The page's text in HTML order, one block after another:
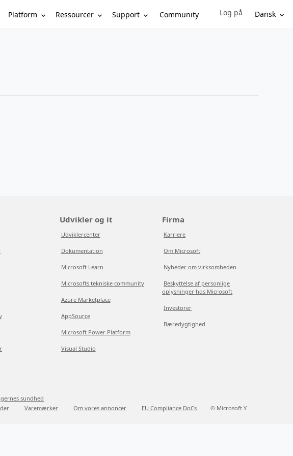
Platform Ressourcer Support Community Sign in to your account
Log på Dansk
Udvikler og it
Udviklercenter
Dokumentation
Microsoft Learn
Microsofts tekniske community
Azure Marketplace
AppSource
Microsoft Power Platform
Visual Studio
Firma
Karriere
Om Microsoft
Nyheder om virksomheden
Beskyttelse af personlige
oplysninger hos Microsoft
Investorer
Bæredygtighed
sundhed
Varemærker Om vores annoncer EU Compliance DoCs © Microsoft Y